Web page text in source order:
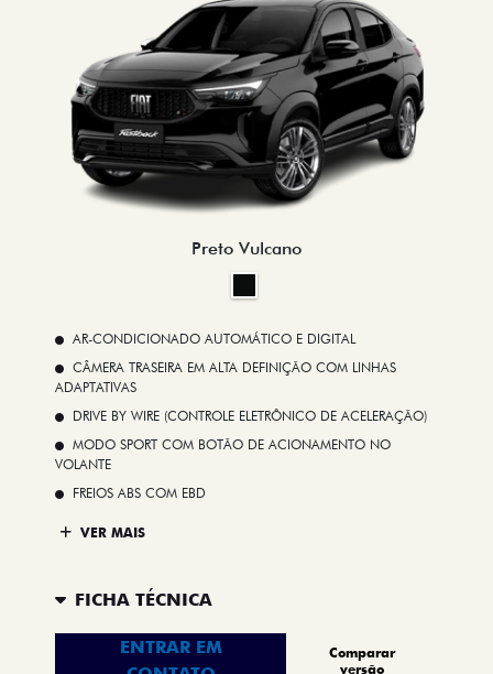
Preto Vulcano
AR-CONDICIONADO AUTOMÁTICO E DIGITAL
CÂMERA TRASEIRA EM ALTA DEFINIÇÃO COM LINHAS
ADAPTATIVAS
DRIVE BY WIRE (CONTROLE ELETRÔNICO DE ACELERAÇÃO)
MODO SPORT COM BOTÃO DE ACIONAMENTO NO
VOLANTE
FREIOS ABS COM EBD
VER MAIS
FICHA TÉCNICA
ENTRAR EM
Comparar
versão